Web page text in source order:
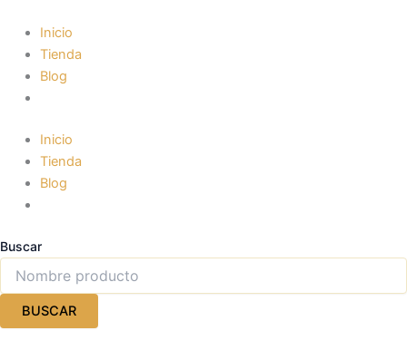
contenido
Inicio
Tienda
Blog
Inicio
Tienda
Blog
Buscar
BUSCAR